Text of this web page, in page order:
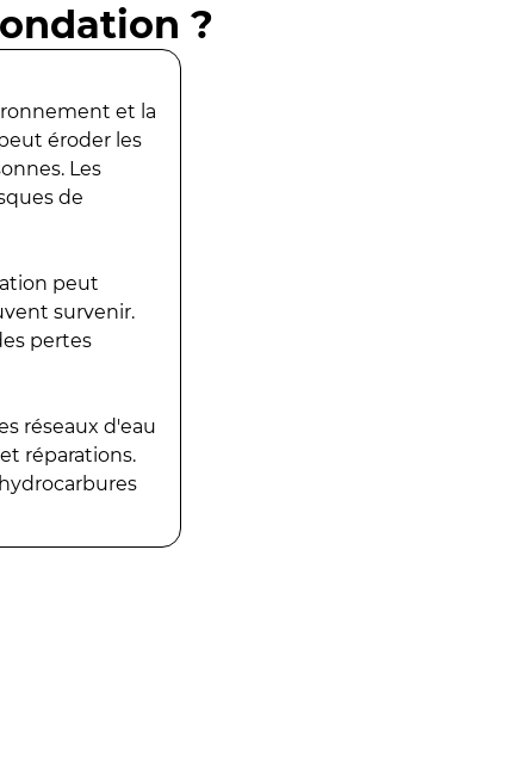
?
et la
éroder les
Les
de
peut
survenir.
pertes
réseaux d'eau
réparations.